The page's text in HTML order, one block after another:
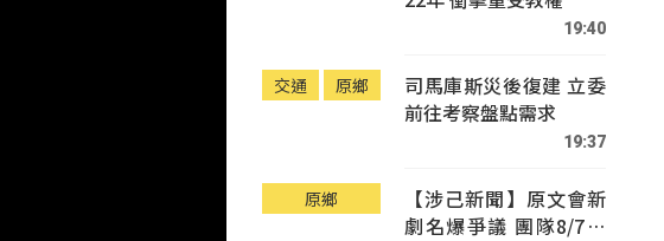
19:40
交通 原鄉
司馬庫斯災後復建 立委
前往考察盤點需求
19:37
原鄉
【涉己新聞】原文會新
劇名爆爭議 團隊8/7赴